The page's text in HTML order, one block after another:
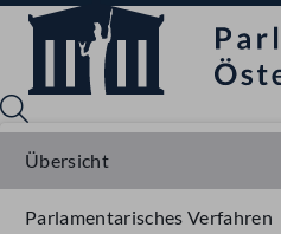
Übersicht
Parlamentarisches Verfahren